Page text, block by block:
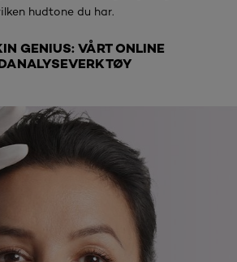
hudtone du har.
GENIUS: VÅRT ONLINE